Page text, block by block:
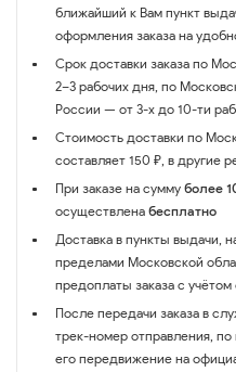
ближайший к Вам пункт
оформления заказа на
Срок доставки заказа по
2–3 рабочих дня, по
России — от 3-х до 10-ти
Стоимость доставки по
составляет 150 ₽, в другие
При заказе на сумму более
осуществлена бесплатно
Доставка в пункты выдачи,
пределами Московской
предоплаты заказа с
После передачи заказа в
трек-номер отправления,
его передвижение на